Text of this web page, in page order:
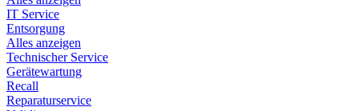
IT Service
Entsorgung
Alles anzeigen
Technischer Service
Gerätewartung
Recall
Reparaturservice